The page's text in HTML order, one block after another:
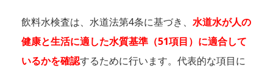
飲料水検査は、水道法第4条に基づき、 水道水が人の
健康と生活に適した水質基準（51項目）に適合して
いるかを確認するために行います。代表的な項目に